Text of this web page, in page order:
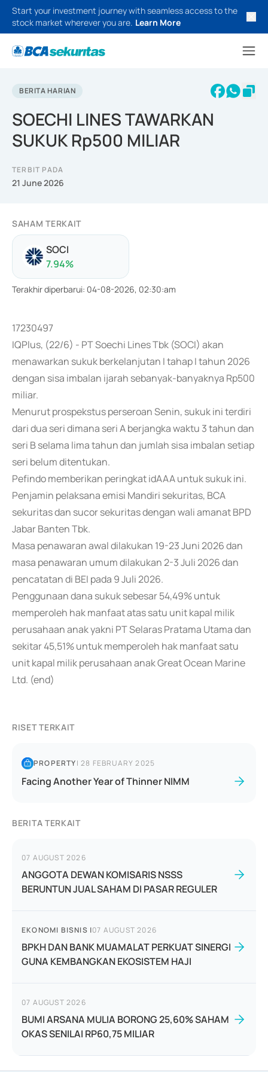
Start your investment journey with seamless access to the
stock market wherever you are. Learn More
BERITA HARIAN
SOECHI LINES TAWARKAN
SUKUK Rp500 MILIAR
TERBIT PADA
21 June 2026
SAHAM TERKAIT
SOCI
7.94%
Terakhir diperbarui: 04-08-2026, 02:30:am
17230497
IQPlus, (22/6) - PT Soechi Lines Tbk (SOCI) akan
menawarkan sukuk berkelanjutan I tahap I tahun 2026
dengan sisa imbalan ijarah sebanyak-banyaknya Rp500
miliar.
Menurut prospekstus perseroan Senin, sukuk ini terdiri
dari dua seri dimana seri A berjangka waktu 3 tahun dan
seri B selama lima tahun dan jumlah sisa imbalan setiap
seri belum ditentukan.
Pefindo memberikan peringkat idAAA untuk sukuk ini.
Penjamin pelaksana emisi Mandiri sekuritas, BCA
sekuritas dan sucor sekuritas dengan wali amanat BPD
Jabar Banten Tbk.
Masa penawaran awal dilakukan 19-23 Juni 2026 dan
masa penawaran umum dilakukan 2-3 Juli 2026 dan
pencatatan di BEI pada 9 Juli 2026.
Penggunaan dana sukuk sebesar 54,49% untuk
memperoleh hak manfaat atas satu unit kapal milik
perusahaan anak yakni PT Selaras Pratama Utama dan
sekitar 45,51% untuk memperoleh hak manfaat satu
unit kapal milik perusahaan anak Great Ocean Marine
Ltd. (end)
RISET TERKAIT
PROPERTY|28 FEBRUARY 2025
Facing Another Year of Thinner NIMM
BERITA TERKAIT
07 AUGUST 2026
ANGGOTA DEWAN KOMISARIS NSSS
BERUNTUN JUAL SAHAM DI PASAR REGULER
EKONOMI BISNIS |07 AUGUST 2026
BPKH DAN BANK MUAMALAT PERKUAT SINERGI
GUNA KEMBANGKAN EKOSISTEM HAJI
07 AUGUST 2026
BUMI ARSANA MULIA BORONG 25,60% SAHAM
OKAS SENILAI RP60,75 MILIAR